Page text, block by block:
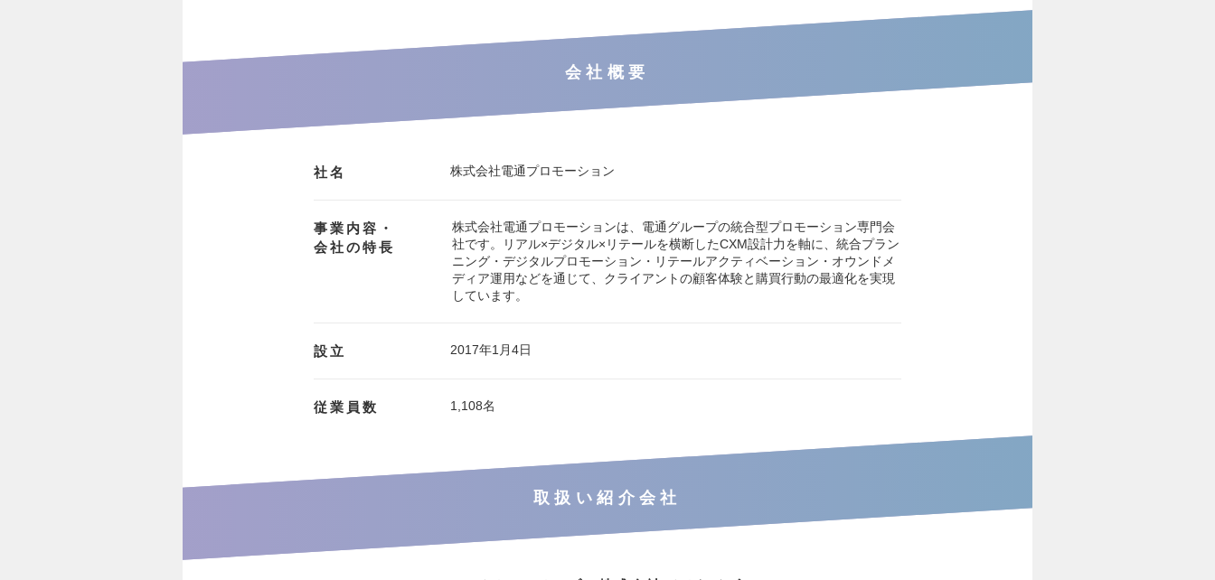
会社概要
社名 株式会社電通プロモーション
事業内容・
会社の特長
株式会社電通プロモーションは、電通グループの統合型プロモーション専門会
社です。リアル×デジタル×リテールを横断したCXM設計力を軸に、統合プラン
ニング・デジタルプロモーション・リテールアクティベーション・オウンドメ
ディア運用などを通じて、クライアントの顧客体験と購買行動の最適化を実現
しています。
設立 2017年1月4日
従業員数 1,108名
取扱い紹介会社